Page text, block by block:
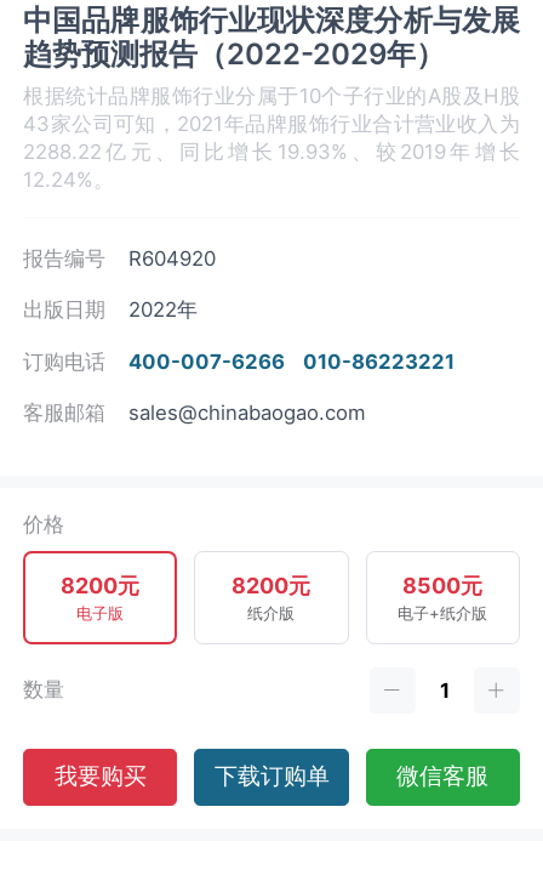
中国品牌服饰行业现状深度分析与发展
趋势预测报告（2022-2029年）
根据统计品牌服饰行业分属于10个子行业的A股及H股
43家公司可知，2021年品牌服饰行业合计营业收入为
2288.22亿元、同比增长19.93%、较2019年增长
12.24%。
报告编号 R604920
出版日期 2022年
订购电话 400-007-6266 010-86223221
客服邮箱 sales@chinabaogao.com
价格
8200元
电子版
8200元
纸介版
8500元
电子+纸介版
数量
我要购买 下载订购单 微信客服